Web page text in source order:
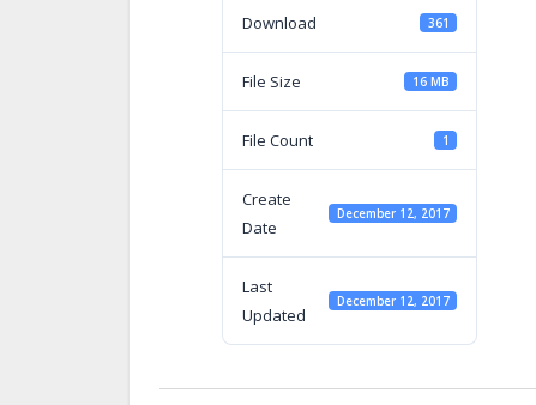
Download 361
File Size 16 MB
File Count 1
Create
Date
December 12, 2017
Last
Updated
December 12, 2017